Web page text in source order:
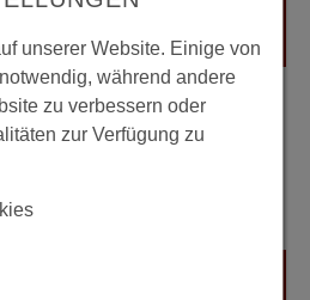
unserer Website. Einige von
während andere
zu verbessern oder
zur Verfügung zu